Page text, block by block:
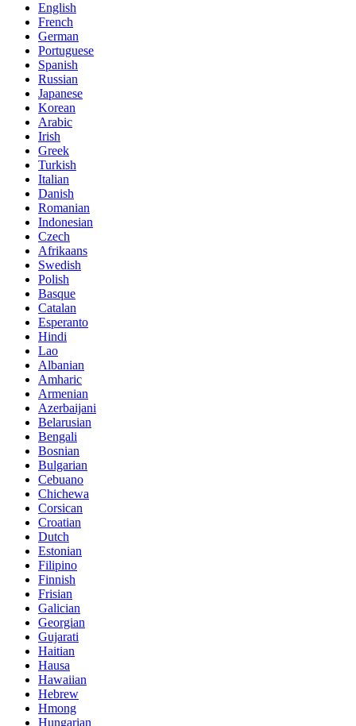
English
French
German
Portuguese
Spanish
Russian
Japanese
Korean
Arabic
Irish
Greek
Turkish
Italian
Danish
Romanian
Indonesian
Czech
Afrikaans
Swedish
Polish
Basque
Catalan
Esperanto
Hindi
Lao
Albanian
Amharic
Armenian
Azerbaijani
Belarusian
Bengali
Bosnian
Bulgarian
Cebuano
Chichewa
Corsican
Croatian
Dutch
Estonian
Filipino
Finnish
Frisian
Galician
Georgian
Gujarati
Haitian
Hausa
Hawaiian
Hebrew
Hmong
Hungarian